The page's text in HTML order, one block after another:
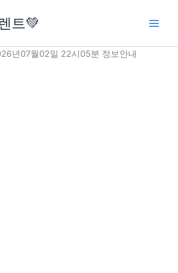
트💚
년07월02일 22시05분 정보안내